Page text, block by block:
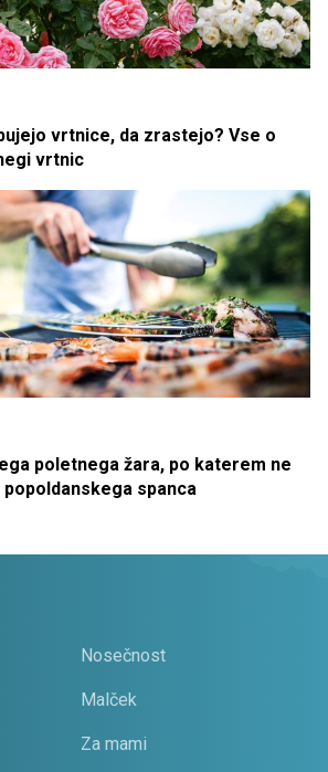
vrtnice, da zrastejo? Vse o
vrtnic
poletnega žara, po katerem ne
spanca
Nosečnost
Malček
Za mami